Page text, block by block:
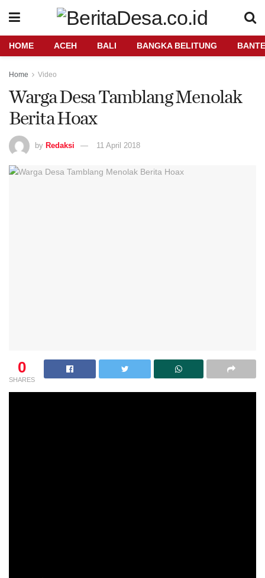
HOME ACEH BALI BANGKA BELITUNG
Home Video
Warga Desa Tamblang Menolak
Berita Hoax
by Redaksi 11 April 2018
0
SHARES